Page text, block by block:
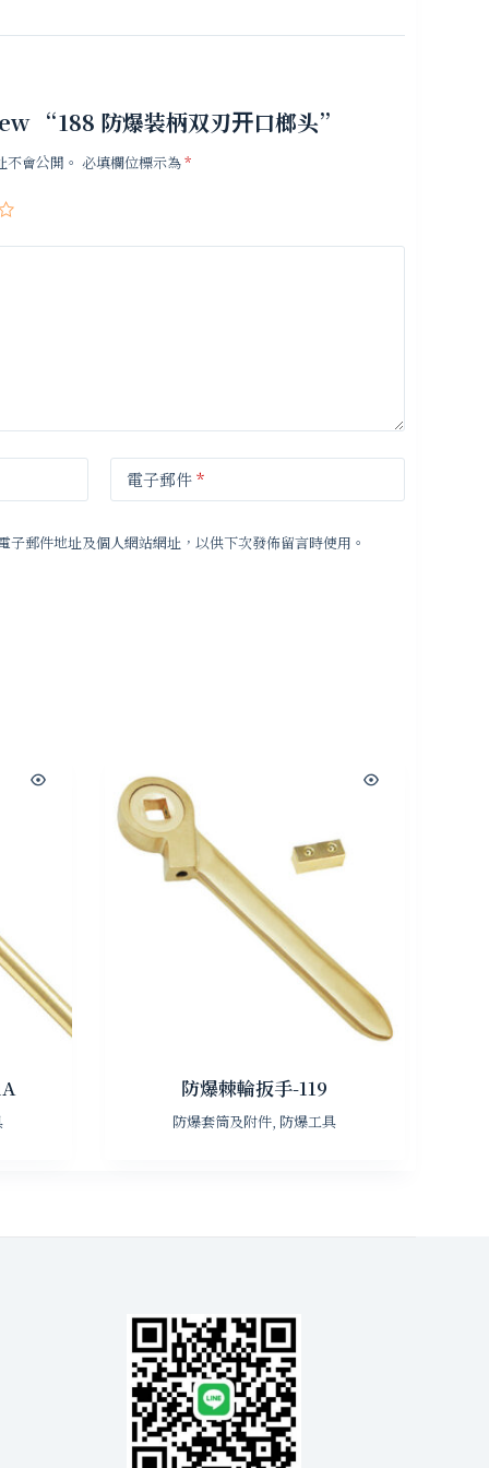
“188 防爆装柄双刃开口榔头”
會公開。 必填欄位標示為*
電子郵件*
子郵件地址及個人網站網址，以供下次發佈留言時使用。
防爆棘輪扳手-119
防爆套筒及附件 防爆工具